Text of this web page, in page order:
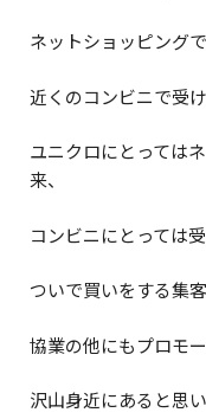
ネットショッピング
近くのコンビニで受
ユニクロにとっては
来、
コンビニにとっては
ついで買いをする集
協業の他にもプロモ
沢山身近にあると思い